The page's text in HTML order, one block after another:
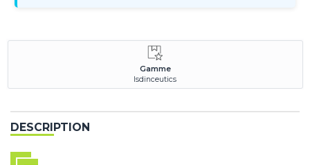
Gamme
Isdinceutics
DESCRIPTION